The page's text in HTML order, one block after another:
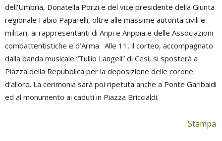
dell’Umbria, Donatella Porzi e del vice presidente della Giunta
regionale Fabio Paparelli, oltre alle massime autorità civili e
militari, ai rappresentanti di Anpi e Anppia e delle Associazioni
combattentistiche e d’Arma. Alle 11, il corteo, accompagnato
dalla banda musicale “Tullio Langeli” di Cesi, si sposterà a
Piazza della Repubblica per la deposizione delle corone
d’alloro. La cerimonia sarà poi ripetuta anche a Ponte Garibaldi
ed al monumento ai caduti in Piazza Briccialdi.
Stampa